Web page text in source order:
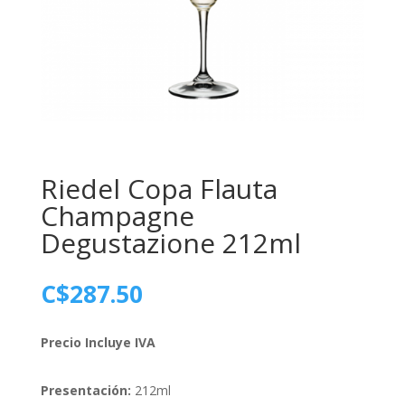
Riedel Copa Flauta
Champagne
Degustazione 212ml
C$287.50
Precio Incluye IVA
Presentación: 212ml